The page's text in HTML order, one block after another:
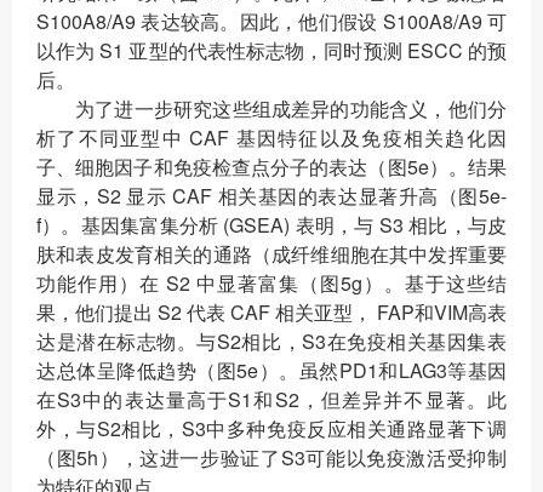
S100A8/A9 表达较高。因此，他们假设 S100A8/A9 可
以作为 S1 亚型的代表性标志物，同时预测 ESCC 的预
后。
为了进一步研究这些组成差异的功能含义，他们分
析了不同亚型中 CAF 基因特征以及免疫相关趋化因
子、细胞因子和免疫检查点分子的表达（图5e）。结果
显示，S2 显示 CAF 相关基因的表达显著升高（图5e-
f）。基因集富集分析 (GSEA) 表明，与 S3 相比，与皮
肤和表皮发育相关的通路（成纤维细胞在其中发挥重要
功能作用）在 S2 中显著富集（图5g）。基于这些结
果，他们提出 S2 代表 CAF 相关亚型， FAP和VIM高表
达是潜在标志物。与S2相比，S3在免疫相关基因集表
达总体呈降低趋势（图5e）。虽然PD1和LAG3等基因
在S3中的表达量高于S1和S2，但差异并不显著。此
外，与S2相比，S3中多种免疫反应相关通路显著下调
（图5h），这进一步验证了S3可能以免疫激活受抑制